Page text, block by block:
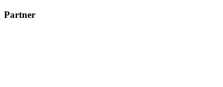
Partner